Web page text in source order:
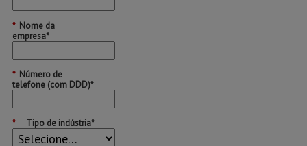
* Nome da
empresa*
* Número de
telefone (com DDD)*
* Tipo de indústria*